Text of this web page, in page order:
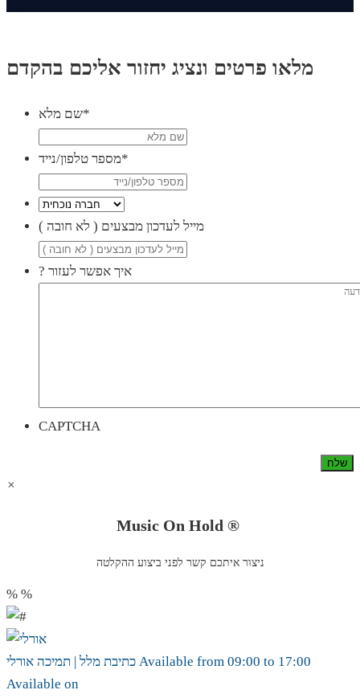
מלאו פרטים ונציג יחזור אליכם בהקדם
שם מלא*
מספר טלפון/נייד*
( מייל לעדכון מבצעים ( לא חובה
? איך אפשר לעזור
CAPTCHA
×
Music On Hold ®
ניצור איתכם קשר לפני ביצוע ההקלטה
% %
כתיבת מלל | תמיכה Available from 09:00 to 17:00
Available on